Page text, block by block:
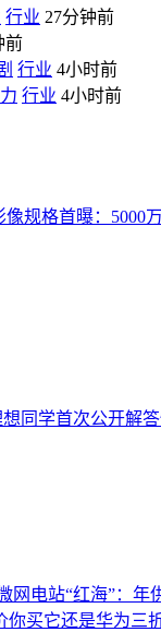
行业 27分钟前
前
行业 4小时前
行业 4小时前
规格首曝：5000
同学首次公开解答
网电站“红海”：年
你买它还是华为三